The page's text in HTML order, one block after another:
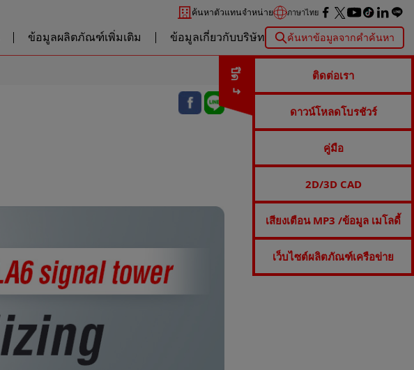
ค้นหาตัวแทนจำหน่าย ภาษาไทย
ข้อมูลผลิตภัณฑ์เพิ่มเติม ข้อมูลเกี่ยวกับบริษัท ค้นหาข้อมูลจากคำค้นหา
ปิด ติดต่อเรา
ดาวน์โหลดโบรชัวร์
คู่มือ
2D/3D CAD
เสียงเตือน MP3 /ข้อมูล เมโลดี้
เว็บไซต์ผลิตภัณฑ์เครือข่าย